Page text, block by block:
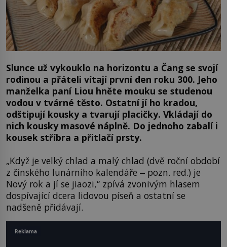
Slunce už vykouklo na horizontu a Čang se svojí
rodinou a přáteli vítají první den roku 300. Jeho
manželka paní Liou hněte mouku se studenou
vodou v tvárné těsto. Ostatní jí ho kradou,
odštipují kousky a tvarují placičky. Vkládají do
nich kousky masové náplně. Do jednoho zabalí i
kousek stříbra a přitlačí prsty.
„Když je velký chlad a malý chlad (dvě roční období
z čínského lunárního kalendáře ‒ pozn. red.) je
Nový rok a jí se jiaozi,“ zpívá zvonivým hlasem
dospívající dcera lidovou píseň a ostatní se
nadšeně přidávají.
Reklama